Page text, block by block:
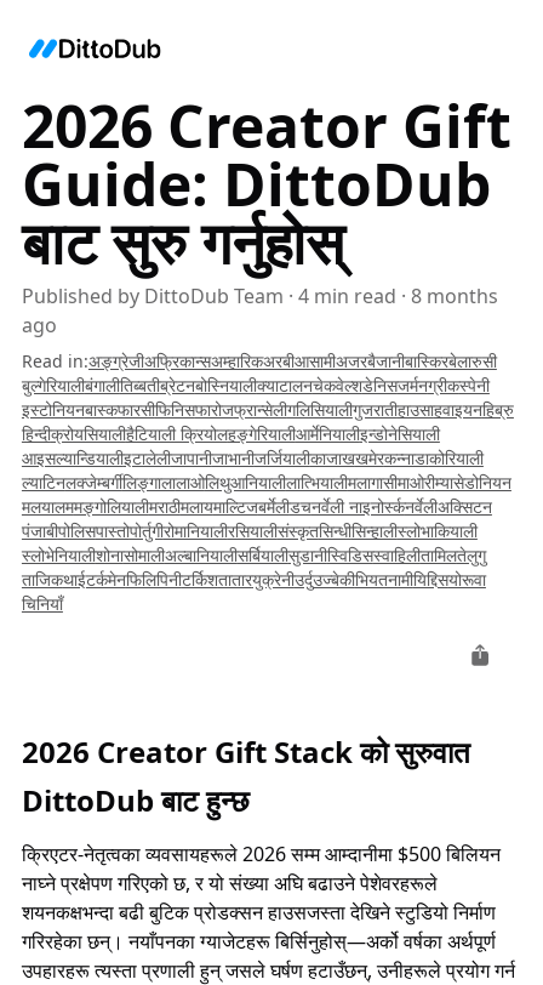
2026 Creator Gift
Guide: DittoDub
बाट सुरु गर्नुहोस्
Published by DittoDub Team · 4 min read · 8 months
ago
Read in:अङ्ग्रेजीअफ्रिकान्सअम्हारिकअरबीआसामीअजरबैजानीबास्किरबेलारुसी
बुल्गेरियालीबंगालीतिब्बतीब्रेटनबोस्नियालीक्याटालनचेकवेल्शडेनिसजर्मनग्रीकस्पेनी
इस्टोनियनबास्कफारसीफिनिसफारोजफ्रान्सेलीगलिसियालीगुजरातीहाउसाहवाइयनहिब्रु
हिन्दीक्रोयसियालीहैटियाली क्रियोलहङ्गेरियालीआर्मेनियालीइन्डोनेसियाली
आइसल्यान्डियालीइटालेलीजापानीजाभानीजर्जियालीकाजाखखमेरकन्नाडाकोरियाली
ल्याटिनलक्जेम्बर्गीलिङ्गालालाओलिथुआनियालीलात्भियालीमलागासीमाओरीम्यासेडोनियन
मलयालममङ्गोलियालीमराठीमलायमाल्टिजबर्मेलीडचनर्वेली नाइनोर्स्कनर्वेलीअक्सिटन
पंजाबीपोलिसपास्तोपोर्तुगीरोमानियालीरसियालीसंस्कृतसिन्धीसिन्हालीस्लोभाकियाली
स्लोभेनियालीशोनासोमालीअल्बानियालीसर्बियालीसुडानीस्विडिसस्वाहिलीतामिलतेलुगु
ताजिकथाईटर्कमेनफिलिपिनीटर्किशतातारयुक्रेनीउर्दुउज्बेकीभियतनामीयिद्दिसयोरूवा
चिनियाँ
2026 Creator Gift Stack को सुरुवात
DittoDub बाट हुन्छ
क्रिएटर-नेतृत्वका व्यवसायहरूले 2026 सम्म आम्दानीमा $500 बिलियन
नाघ्ने प्रक्षेपण गरिएको छ, र यो संख्या अघि बढाउने पेशेवरहरूले
शयनकक्षभन्दा बढी बुटिक प्रोडक्सन हाउसजस्ता देखिने स्टुडियो निर्माण
गरिरहेका छन्। नयाँपनका ग्याजेटहरू बिर्सिनुहोस्—अर्को वर्षका अर्थपूर्ण
उपहारहरू त्यस्ता प्रणाली हुन् जसले घर्षण हटाउँछन्, उनीहरूले प्रयोग गर्न